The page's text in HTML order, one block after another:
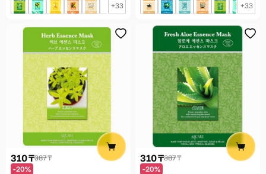
33 33
310 ₸387 ₸
-20%
310 ₸387 ₸
-20%